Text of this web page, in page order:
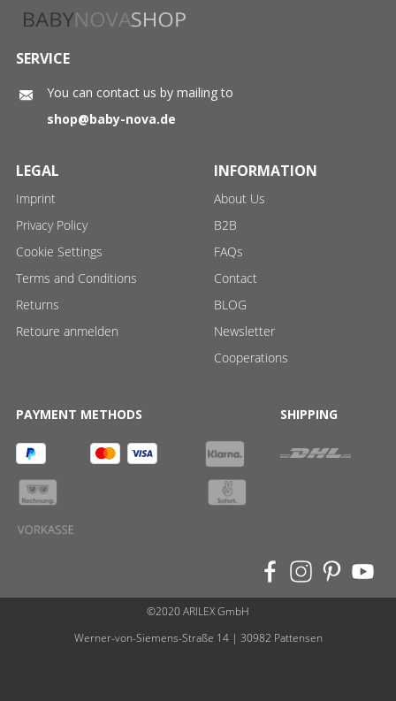
SERVICE
You can contact us by mailing to
shop@baby-nova.de
LEGAL
Imprint
Privacy Policy
Cookie Settings
Terms and Conditions
Returns
Retoure anmelden
INFORMATION
About Us
B2B
FAQs
Contact
BLOG
Newsletter
Cooperations
PAYMENT METHODS SHIPPING
©2020 ARILEX GmbH
Werner-von-Siemens-Straße 14 | 30982 Pattensen